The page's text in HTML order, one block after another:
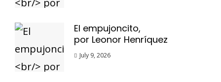
El empujoncito,
por Leonor Henríquez
July 9, 2026